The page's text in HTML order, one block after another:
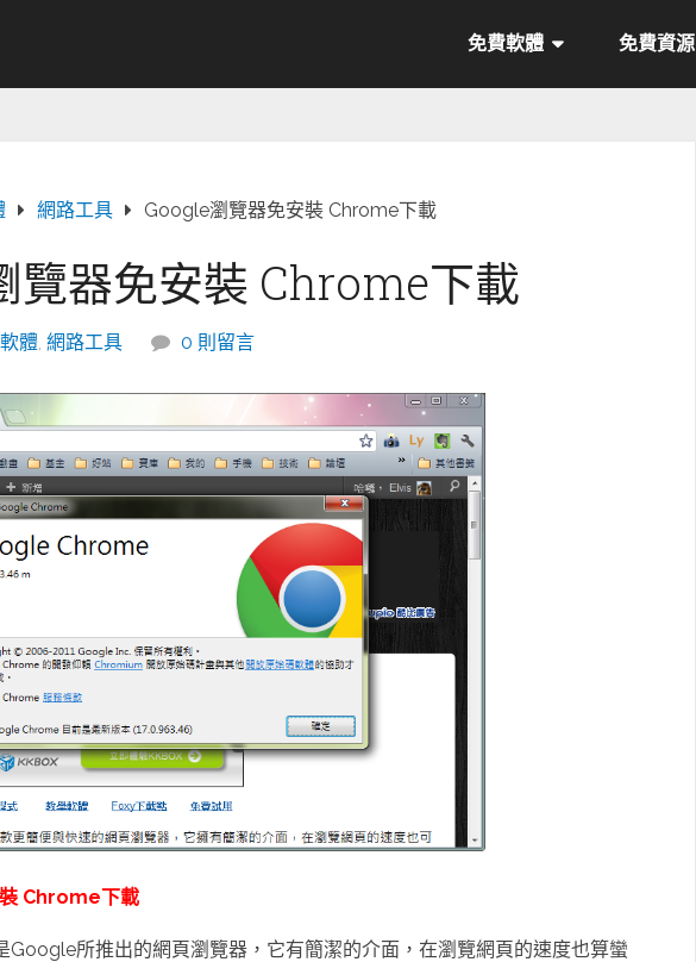
免費軟體 免費資源
網路工具 Google瀏覽器免安裝 Chrome下載
覽器免安裝 Chrome下載
體, 網路工具 0 則留言
Chrome下載
Google所推出的網頁瀏覽器，它有簡潔的介面，在瀏覽網頁的速度也算蠻